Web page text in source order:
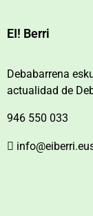
EI! Berri
Debabarrena
actualidad de
946 550 033